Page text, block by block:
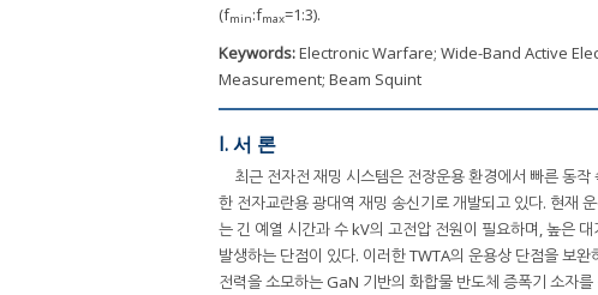
(fmin:fmax=1:3).
Keywords:Electronic Warfare; Wide-Band Active
Measurement; Beam Squint
I. 서 론
최근 전자전 재밍 시스템은 전장운용 환경에서 빠른 동
한 전자교란용 광대역 재밍 송신기로 개발되고 있다. 현
는 긴 예열 시간과 수 kV의 고전압 전원이 필요하며, 높은
발생하는 단점이 있다. 이러한 TWTA의 운용상 단점을 보
전력을 소모하는 GaN 기반의 화합물 반도체 증폭기 소자